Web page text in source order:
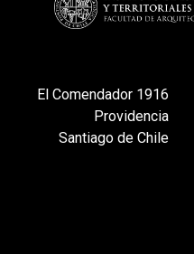
El Comendador 1916
Providencia
Santiago de Chile